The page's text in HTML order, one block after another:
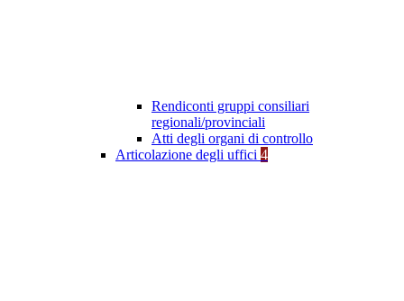
Rendiconti gruppi consiliari
regionali/provinciali
Atti degli organi di controllo
Articolazione degli uffici 4